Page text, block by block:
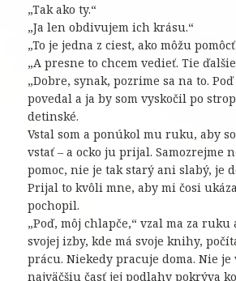
„Tak ako ty.“
„Ja len obdivujem ich krásu.“
„To je jedna z ciest, ako môžu
„A presne to chcem vedieť. Tie
„Dobre, synak, pozrime sa na to.
povedal a ja by som vyskočil po
detinské.
Vstal som a ponúkol mu ruku, aby
vstať – a ocko ju prijal. Samozrejme
pomoc, nie je tak starý ani slabý, je
Prijal to kvôli mne, aby mi čosi
pochopil.
„Poď, môj chlapče,“ vzal ma za ruku
svojej izby, kde má svoje knihy,
prácu. Niekedy pracuje doma. Nie je
najväčšiu časť jej podlahy pokrýva